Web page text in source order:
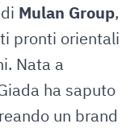
Mulan Group,
pronti orientali
Nata a
ha saputo
un brand